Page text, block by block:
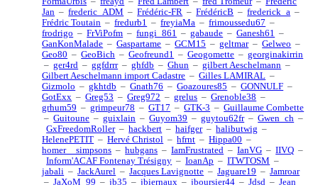
Jan –frederic_ADM –Frédéric-FR –FrédéricB –frederick_a –
Frédric Toutain –fredurb1 –freyiaMa –frimoussedu67 –
frodrigo –FrViPofm –fungi_861 –gabaude –Ganesh61 –
GanKonMalade –Gaspartame –GCM15 –geltmar–Gelweo –
Geo80 –GeoBich –Geofreund1 –Geogomette –georginakirrin
–ger4rd –ggfdrrr–ghfdb –Ghun –gilbert Aeschelmann –
Gilbert Aeschelmann import Cadastre –Gilles LAMIRAL –
Gizmolo –gkhtdb –Gnath76 –Goazoures85 –GONNULF –
GotExx –Greg53 –Greg972 –grelus –Grenoble38 –
grhum59 –grimpeur78 –GT17 –GTK-3 –Guillaume Combette
–Guitoune –guixlain –Guyom39 –guytou62fr–Gwen_ch –
GxFreedomRoller–hackbert –haifger–halibutwig –
HelenePETIT –Hervé Christol –hfrnt –Hippa00 –
homer__simpsons –hubgans –IamFrustrated –IanVG –IIVQ –
Inform'ACAF Fontenay Trésigny –IoanAp –ITWTOSM –
jabali –JackAurel –Jacques Lavignotte –Jaguare19 –Jamroar
–JaXoM_99 –jb35 –jbiernaux –jboursier44 –Jdsd –Jean